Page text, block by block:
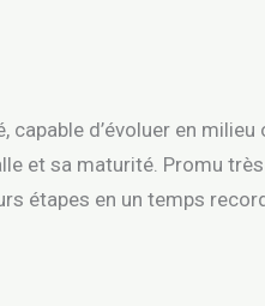
capable d’évoluer en
et sa maturité. Promu
étapes en un temps